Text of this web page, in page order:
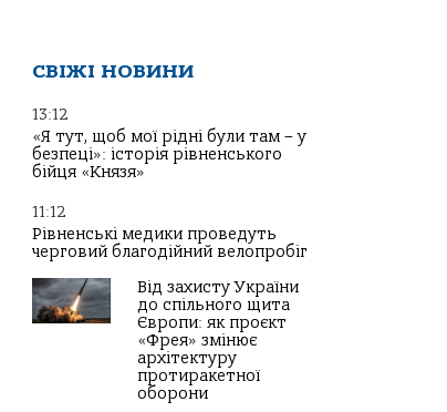
СВІЖІ НОВИНИ
13:12
«Я тут, щоб мої рідні були там – у
безпеці»: історія рівненського
бійця «Князя»
11:12
Рівненські медики проведуть
черговий благодійний велопробіг
Від захисту України
до спільного щита
Європи: як проєкт
«Фрея» змінює
архітектуру
протиракетної
оборони